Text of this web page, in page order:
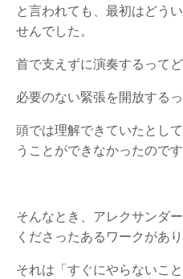
と言われても、最初はどう
せんでした。
首で支えずに演奏するって
必要のない緊張を開放する
頭では理解できていたとし
うことができなかったのです
そんなとき、アレクサンダ
くださったあるワークがあり
それは「すぐにやらないこと